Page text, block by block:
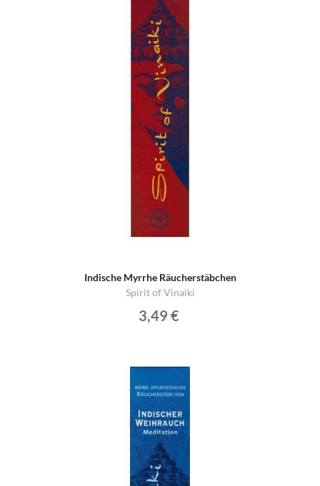
Indische Myrrhe Räucherstäbchen
Spirit of Vinaiki
3,49 €